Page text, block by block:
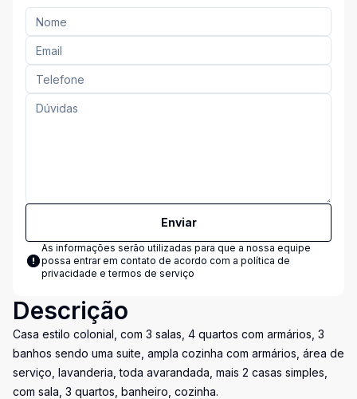
Enviar
As informações serão utilizadas para que a nossa equipe
possa entrar em contato de acordo com a política de
privacidade e termos de serviço
Descrição
Casa estilo colonial, com 3 salas, 4 quartos com armários, 3
banhos sendo uma suite, ampla cozinha com armários, área de
serviço, lavanderia, toda avarandada, mais 2 casas simples,
com sala, 3 quartos, banheiro, cozinha.